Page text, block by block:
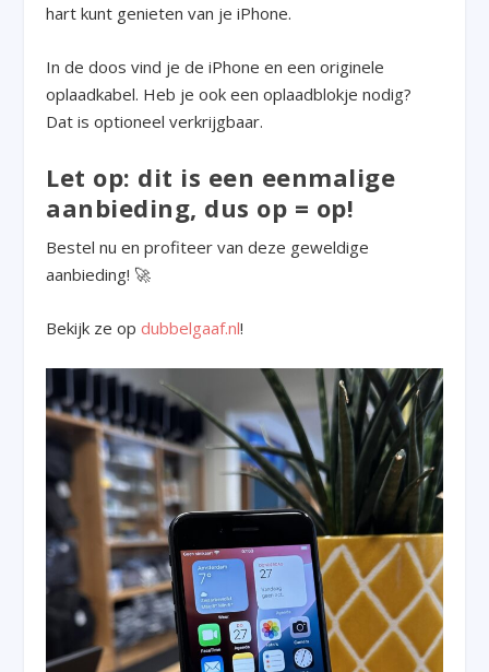
hart kunt genieten van je iPhone.
In de doos vind je de iPhone en een originele
oplaadkabel. Heb je ook een oplaadblokje nodig?
Dat is optioneel verkrijgbaar.
Let op: dit is een eenmalige
aanbieding, dus op = op!
Bestel nu en profiteer van deze geweldige
aanbieding! 🚀
Bekijk ze opdubbelgaaf.nl!